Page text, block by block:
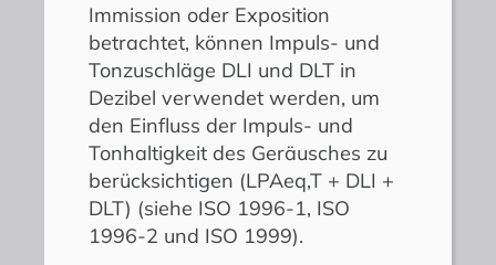
Immission oder Exposition
betrachtet, können Impuls- und
Tonzuschläge DLI und DLT in
Dezibel verwendet werden, um
den Einfluss der Impuls- und
Tonhaltigkeit des Geräusches zu
berücksichtigen (LPAeq,T + DLI +
DLT) (siehe ISO 1996-1, ISO
1996-2 und ISO 1999).